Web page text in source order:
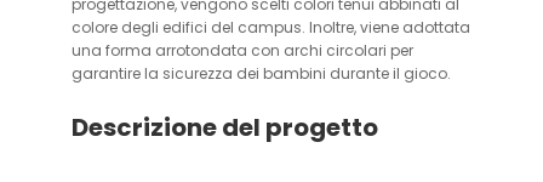
progettazione, vengono scelti colori tenui abbinati al
colore degli edifici del campus. Inoltre, viene adottata
una forma arrotondata con archi circolari per
garantire la sicurezza dei bambini durante il gioco.
Descrizione del progetto